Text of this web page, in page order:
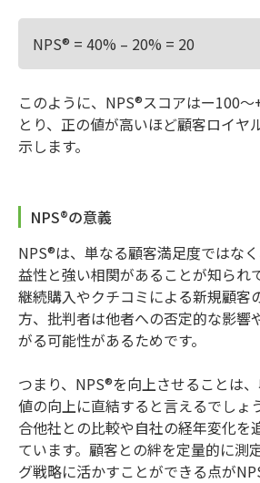
NPS® = 40% – 20% = 20
このように、NPS®スコアはー100
とり、正の値が高いほど顧客ロイヤ
示します。
NPS®の意義
NPS®は、単なる顧客満足度ではな
益性と強い相関があることが知られ
継続購入やクチコミによる新規顧客
方、批判者は他者への否定的な影響
がる可能性があるためです。
つまり、NPS®を向上させることは
値の向上に直結すると言えるでしょ
合他社との比較や自社の経年変化を
ています。顧客との絆を定量的に測
グ戦略に活かすことができる点が